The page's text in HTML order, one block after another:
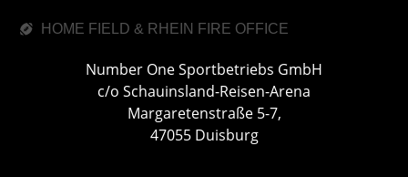
HOME FIELD & RHEIN FIRE OFFICE
Number One Sportbetriebs GmbH
c/o Schauinsland-Reisen-Arena
Margaretenstraße 5-7,
47055 Duisburg